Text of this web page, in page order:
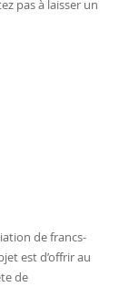
pas à laisser un
de francs-
est d’offrir au
de